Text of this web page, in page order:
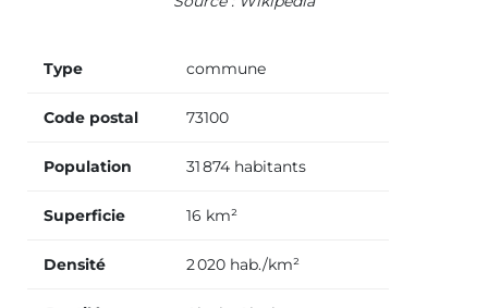
Type commune
Code postal 73100
Population 31 874 habitants
Superficie 16 km²
Densité 2 020 hab./km²